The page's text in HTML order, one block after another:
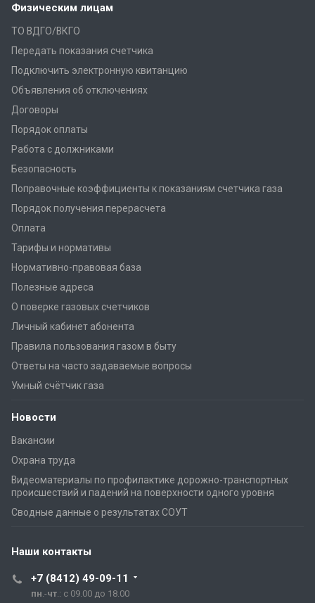
Физическим лицам
ТО ВДГО/ВКГО
Передать показания счетчика
Подключить электронную квитанцию
Объявления об отключениях
Договоры
Порядок оплаты
Работа с должниками
Безопасность
Поправочные коэффициенты к показаниям счетчика газа
Порядок получения перерасчета
Оплата
Тарифы и нормативы
Нормативно-правовая база
Полезные адреса
О поверке газовых счетчиков
Личный кабинет абонента
Правила пользования газом в быту
Ответы на часто задаваемые вопросы
Умный счётчик газа
Новости
Вакансии
Охрана труда
Видеоматериалы по профилактике дорожно-транспортных
происшествий и падений на поверхности одного уровня
Сводные данные о результатах СОУТ
Наши контакты
+7 (8412) 49-09-11
пн .-чт .: с 09.00 до 18.00